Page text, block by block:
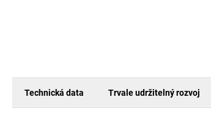
Technická data Trvale udržitelný rozvoj